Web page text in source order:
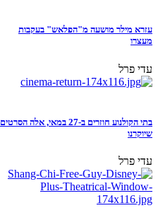
עזרא מילר מושעה מ"הפלאש" בעקבות
מעצרו
עדי פרל
בתי הקולנוע חוזרים ב-27 במאי, אלה הסרטים
שיוקרנו
עדי פרל